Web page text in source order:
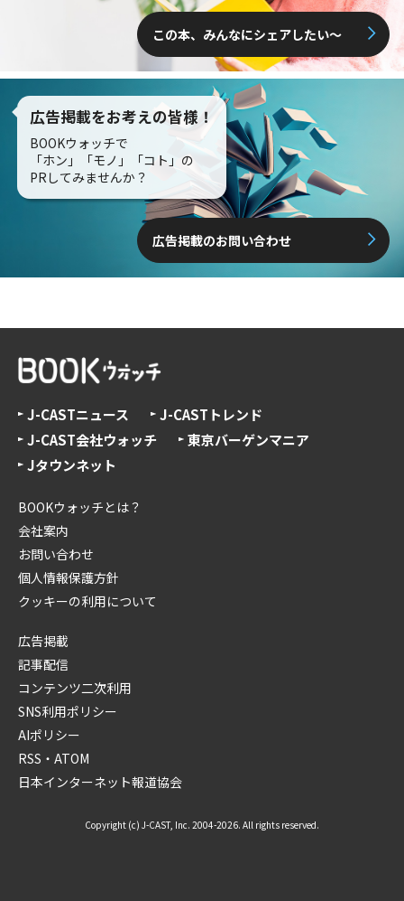
この本、みんなにシェアしたい〜
広告掲載をお考えの皆様！
BOOKウォッチで
「ホン」「モノ」「コト」の
PRしてみませんか？
広告掲載のお問い合わせ
J-CASTニュース
J-CASTトレンド
J-CAST会社ウォッチ
東京バーゲンマニア
Jタウンネット
BOOKウォッチとは？
会社案内
お問い合わせ
個人情報保護方針
クッキーの利用について
広告掲載
記事配信
コンテンツ二次利用
SNS利用ポリシー
AIポリシー
RSS・ATOM
日本インターネット報道協会
Copyright (c) J-CAST, Inc. 2004-2026. All rights reserved.